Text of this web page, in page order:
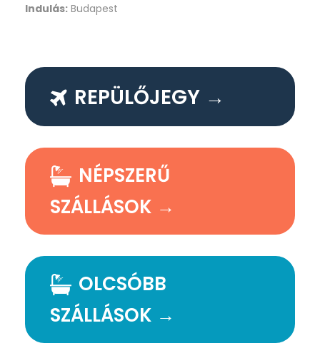
Indulás: Budapest
REPÜLŐJEGY →
NÉPSZERŰ
SZÁLLÁSOK →
OLCSÓBB
SZÁLLÁSOK →